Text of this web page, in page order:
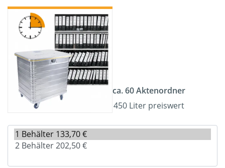
ca. 60 Aktenordner
450 Liter preiswert